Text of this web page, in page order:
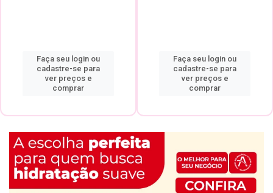
Faça seu login ou
cadastre-se para
ver preços e
comprar
Faça seu login ou
cadastre-se para
ver preços e
comprar